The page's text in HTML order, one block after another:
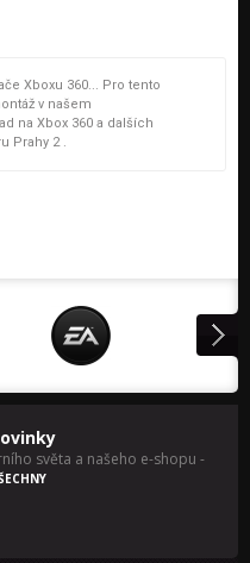
Xboxu 360... Pro tento
v našem
na Xbox 360 a dalších
Prahy 2 .
světa a našeho e-shopu -